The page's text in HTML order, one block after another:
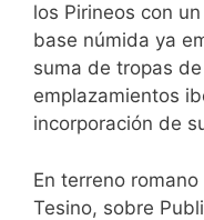
los Pirineos con
base númida ya
suma de tropas
emplazamientos
incorporación de
En terreno
Tesino, sobre